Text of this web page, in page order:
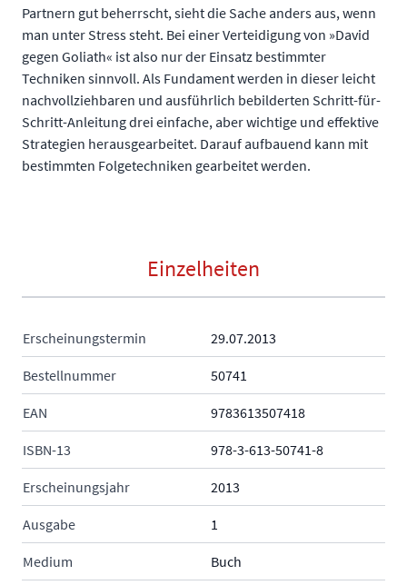
Partnern gut beherrscht, sieht die Sache anders aus, wenn
man unter Stress steht. Bei einer Verteidigung von »David
gegen Goliath« ist also nur der Einsatz bestimmter
Techniken sinnvoll. Als Fundament werden in dieser leicht
nachvollziehbaren und ausführlich bebilderten Schritt-für-
Schritt-Anleitung drei einfache, aber wichtige und effektive
Strategien herausgearbeitet. Darauf aufbauend kann mit
bestimmten Folgetechniken gearbeitet werden.
Einzelheiten
Erscheinungstermin 29.07.2013
Bestellnummer 50741
EAN 9783613507418
ISBN-13 978-3-613-50741-8
Erscheinungsjahr 2013
Ausgabe 1
Medium Buch